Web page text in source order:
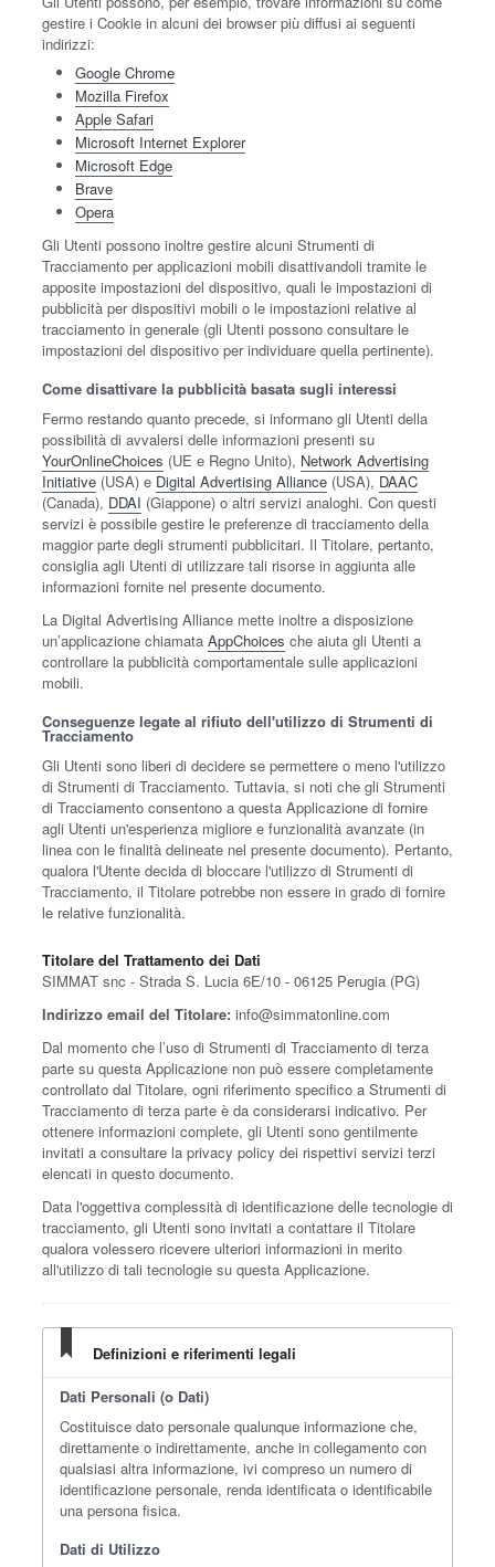
gestire i Cookie in alcuni dei browser più diffusi ai seguenti
indirizzi:
Google Chrome
Mozilla Firefox
Apple Safari
Microsoft Internet Explorer
Microsoft Edge
Brave
Opera
Gli Utenti possono inoltre gestire alcuni Strumenti di
Tracciamento per applicazioni mobili disattivandoli tramite le
apposite impostazioni del dispositivo, quali le impostazioni di
pubblicità per dispositivi mobili o le impostazioni relative al
tracciamento in generale (gli Utenti possono consultare le
impostazioni del dispositivo per individuare quella pertinente).
Come disattivare la pubblicità basata sugli interessi
Fermo restando quanto precede, si informano gli Utenti della
possibilità di avvalersi delle informazioni presenti su
YourOnlineChoices (UE e Regno Unito), Network Advertising
Initiative(USA) e Digital Advertising Alliance(USA), DAAC
(Canada), DDAI (Giappone) o altri servizi analoghi. Con questi
servizi è possibile gestire le preferenze di tracciamento della
maggior parte degli strumenti pubblicitari. Il Titolare, pertanto,
consiglia agli Utenti di utilizzare tali risorse in aggiunta alle
informazioni fornite nel presente documento.
La Digital Advertising Alliance mette inoltre a disposizione
un’applicazione chiamata AppChoices che aiuta gli Utenti a
controllare la pubblicità comportamentale sulle applicazioni
mobili.
Conseguenze legate al rifiuto dell'utilizzo di Strumenti di
Tracciamento
Gli Utenti sono liberi di decidere se permettere o meno l'utilizzo
di Strumenti di Tracciamento. Tuttavia, si noti che gli Strumenti
di Tracciamento consentono a questa Applicazione di fornire
agli Utenti un'esperienza migliore e funzionalità avanzate (in
linea con le finalità delineate nel presente documento). Pertanto,
qualora l'Utente decida di bloccare l'utilizzo di Strumenti di
Tracciamento, il Titolare potrebbe non essere in grado di fornire
le relative funzionalità.
Titolare del Trattamento dei Dati
SIMMAT snc - Strada S. Lucia 6E/10 - 06125 Perugia (PG)
Indirizzo email del Titolare: info@simmatonline.com
Dal momento che l’uso di Strumenti di Tracciamento di terza
parte su questa Applicazione non può essere completamente
controllato dal Titolare, ogni riferimento specifico a Strumenti di
Tracciamento di terza parte è da considerarsi indicativo. Per
ottenere informazioni complete, gli Utenti sono gentilmente
invitati a consultare la privacy policy dei rispettivi servizi terzi
elencati in questo documento.
Data l'oggettiva complessità di identificazione delle tecnologie di
tracciamento, gli Utenti sono invitati a contattare il Titolare
qualora volessero ricevere ulteriori informazioni in merito
all'utilizzo di tali tecnologie su questa Applicazione.
Definizioni e riferimenti legali
Dati Personali (o Dati)
Costituisce dato personale qualunque informazione che,
direttamente o indirettamente, anche in collegamento con
qualsiasi altra informazione, ivi compreso un numero di
identificazione personale, renda identificata o identificabile
una persona fisica.
Dati di Utilizzo